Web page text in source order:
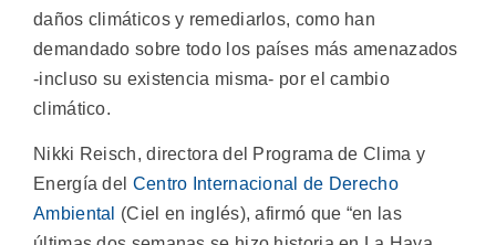
daños climáticos y remediarlos, como han
demandado sobre todo los países más amenazados
-incluso su existencia misma- por el cambio
climático.
Nikki Reisch, directora del Programa de Clima y
Energía del Centro Internacional de Derecho
Ambiental
(Ciel en inglés), afirmó que “en las